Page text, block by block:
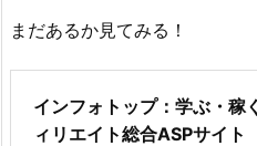
まだあるか見てみる！
インフォトップ：学ぶ・稼
ィリエイト総合ASPサイト